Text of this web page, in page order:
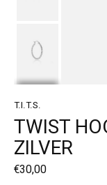
T.I.T.S.
TWIST
ZILVER
€30,00